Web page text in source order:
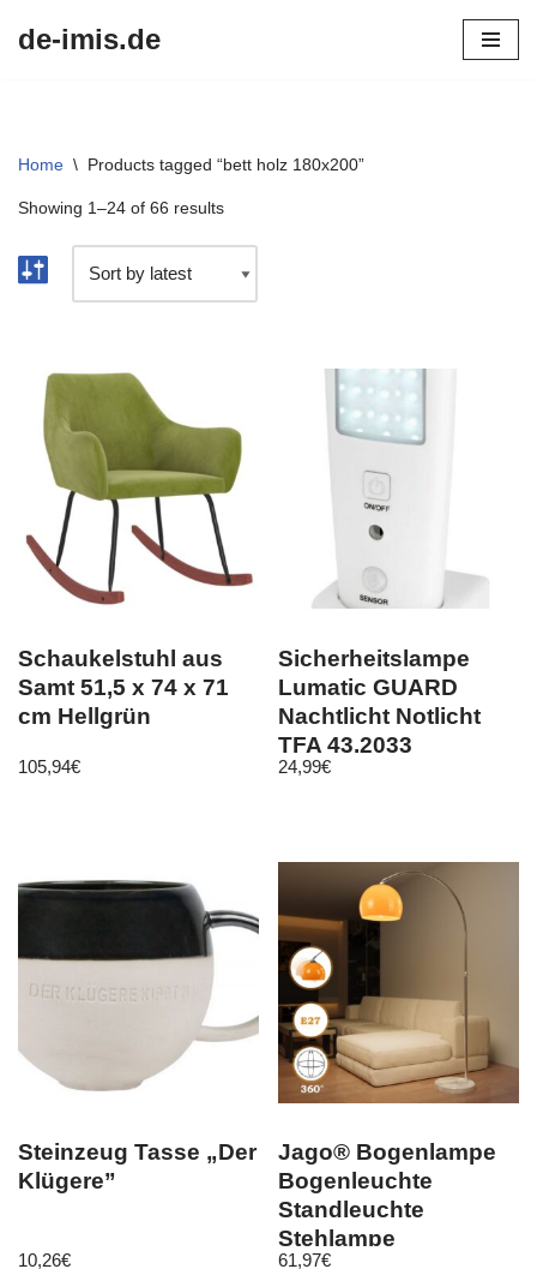
de-imis.de
Home \ Products tagged “bett holz 180x200”
Showing 1–24 of 66 results
Schaukelstuhl aus
Samt 51,5 x 74 x 71
cm Hellgrün
105,94€
Sicherheitslampe
Lumatic GUARD
Nachtlicht Notlicht
TFA 43.2033
Bewegungsmelder
24,99€
Steinzeug Tasse „Der
Klügere”
10,26€
Jago® Bogenlampe
Bogenleuchte
Standleuchte
Stehlampe
Stehleuchte
61,97€